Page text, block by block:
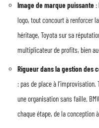
Image de marque puissante :
logo, tout concourt à renforcer
héritage, Toyota sur sa
multiplicateur de profits, bien
Rigueur dans la gestion des
: pas de place à
une organisation sans faille.
chaque étape, de la conception